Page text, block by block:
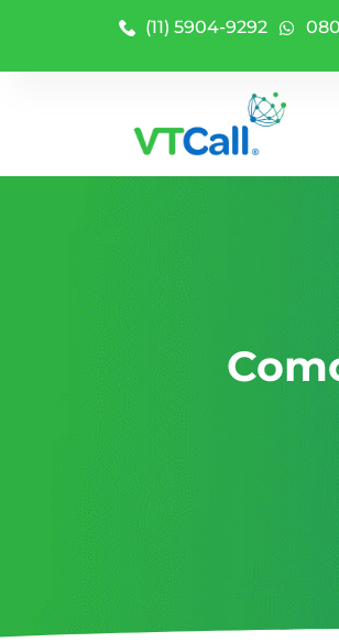
(11) 5904-9292